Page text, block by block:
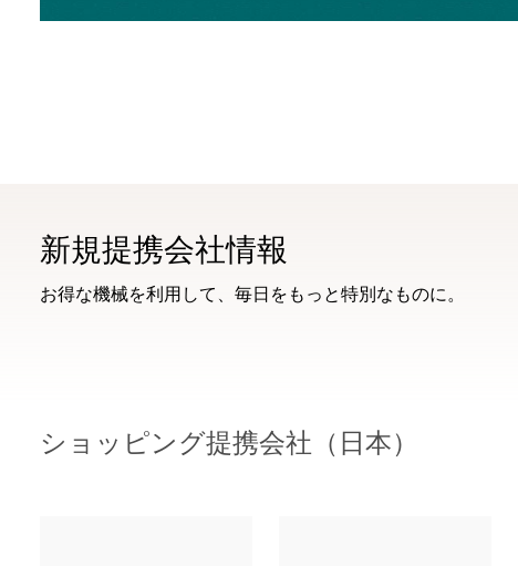
新規提携会社情報
お得な機械を利用して、毎日をもっと特別なものに。
ショッピング提携会社（日本）